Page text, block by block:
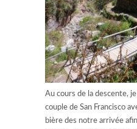
Au cours de la descente,
couple de San Francisco
bière des notre arrivée